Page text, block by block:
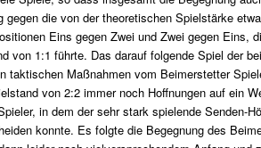
die von der theoretischen Spielstärke
Eins gegen Zwei und Zwei gegen
von 1:1 führte. Das darauf folgende Spiel der
taktischen Maßnahmen vom Beimerstetter
von 2:2 immer noch Hoffnungen auf ein
in dem der sehr stark spielende Senden-
konnte. Es folgte die Begegnung des